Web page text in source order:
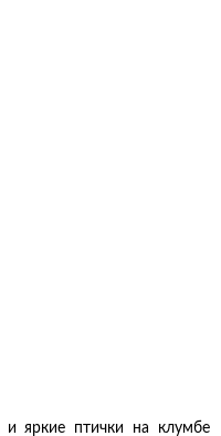
яркие птички на клумбе